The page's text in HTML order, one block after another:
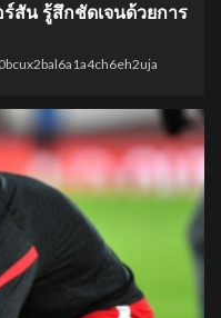
สัน รู้สึกชัดเจนด้วยการ